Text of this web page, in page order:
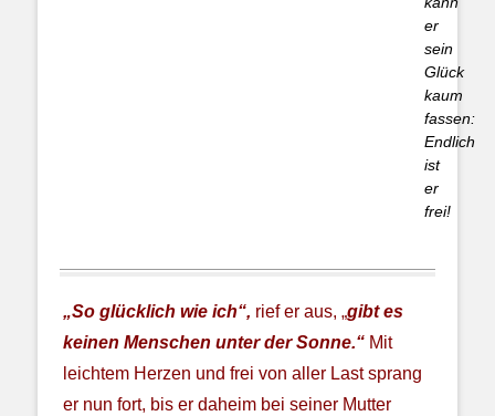
er
sein
Glück
kaum
fassen:
Endlich
ist
er
frei!
„So glücklich wie ich“, rief er aus, „gibt es
keinen Menschen unter der Sonne.“ Mit
leichtem Herzen und frei von aller Last sprang
er nun fort, bis er daheim bei seiner Mutter